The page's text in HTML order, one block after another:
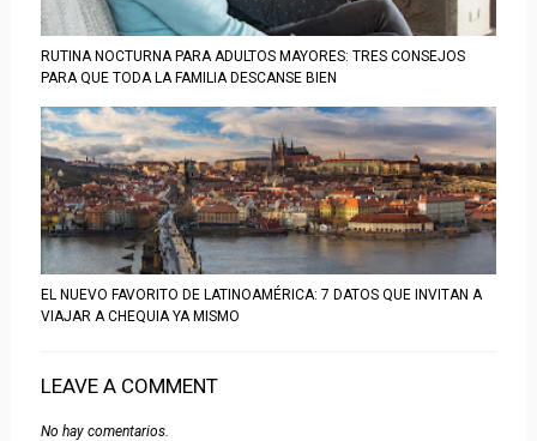
RUTINA NOCTURNA PARA ADULTOS MAYORES: TRES CONSEJOS
PARA QUE TODA LA FAMILIA DESCANSE BIEN
EL NUEVO FAVORITO DE LATINOAMÉRICA: 7 DATOS QUE INVITAN A
VIAJAR A CHEQUIA YA MISMO
LEAVE A COMMENT
No hay comentarios.